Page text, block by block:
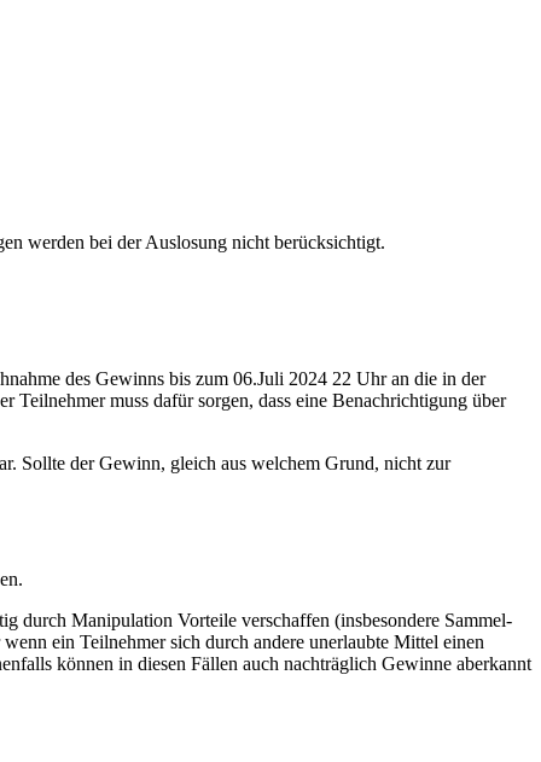
werden bei der Auslosung nicht berücksichtigt.
des Gewinns bis zum 06.Juli 2024 22 Uhr an die in der
muss dafür sorgen, dass eine Benachrichtigung über
Sollte der Gewinn, gleich aus welchem Grund, nicht zur
durch Manipulation Vorteile verschaffen (insbesondere Sammel-
ein Teilnehmer sich durch andere unerlaubte Mittel einen
können in diesen Fällen auch nachträglich Gewinne aberkannt